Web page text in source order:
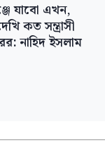
যাবো এখন,
কত সন্ত্রাসী
নাহিদ ইসলাম